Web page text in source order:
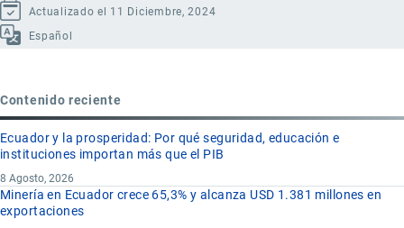
Actualizado el 11 Diciembre, 2024
Español
Contenido reciente
Ecuador y la prosperidad: Por qué seguridad, educación e
instituciones importan más que el PIB
8 Agosto, 2026
Minería en Ecuador crece 65,3% y alcanza USD 1.381 millones en
exportaciones